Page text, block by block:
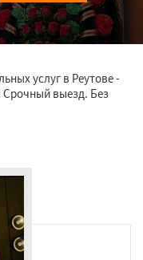
услуг в Реутове -
Срочный выезд. Без